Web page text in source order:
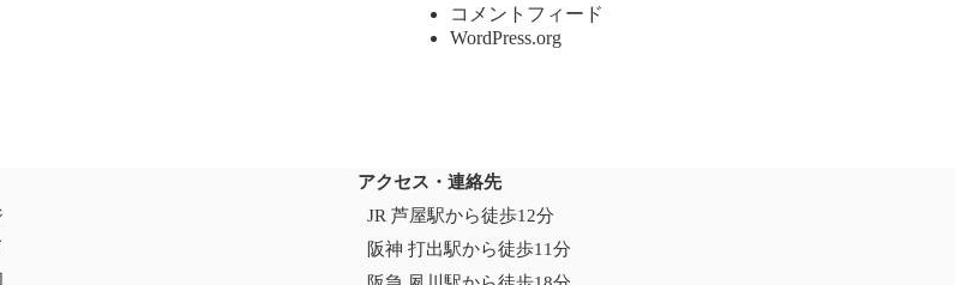
コメントフィード
WordPress.org
アクセス・連絡先
JR 芦屋駅から徒歩12分
阪神 打出駅から徒歩11分